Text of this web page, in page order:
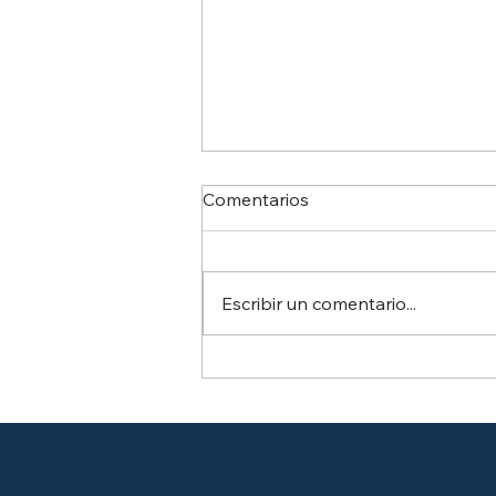
¿Cuántos lúmenes necesita
probablemente te has hecho
esta pregunta y
mayoría de los proveedores te
Comentarios
Escribir un comentario...